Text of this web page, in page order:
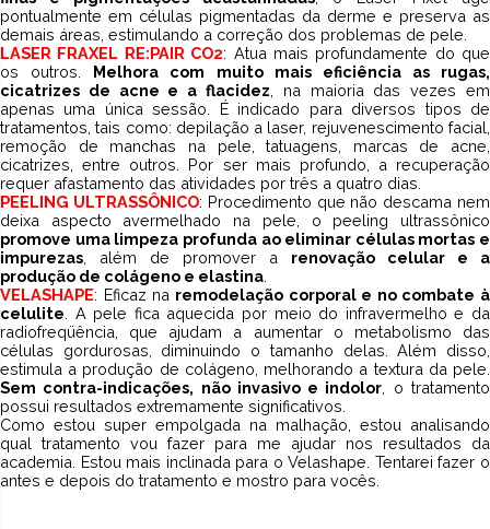
pontualmente em células pigmentadas da derme e preserva as
demais áreas, estimulando a correção dos problemas de pele.
LASER FRAXEL RE:PAIR CO2: Atua mais profundamente do que
os outros. Melhora com muito mais eficiência as rugas,
cicatrizes de acne e a flacidez , na maioria das vezes em
apenas uma única sessão. É indicado para diversos tipos de
tratamentos, tais como: depilação a laser, rejuvenescimento facial,
remoção de manchas na pele, tatuagens, marcas de acne,
cicatrizes, entre outros. Por ser mais profundo, a recuperação
requer afastamento das atividades por três a quatro dias.
PEELING ULTRASSÔNICO: Procedimento que não descama nem
deixa aspecto avermelhado na pele, o peeling ultrassônico
promove uma limpeza profunda ao eliminar células mortas e
impurezas , além de promover a renovação celular e a
produção de colágeno e elastina
VELASHAPE: Eficaz na remodelação corporal e no combate à
celulite . A pele fica aquecida por meio do infravermelho e da
radiofreqüência, que ajudam a aumentar o metabolismo das
células gordurosas, diminuindo o tamanho delas. Além disso,
estimula a produção de colágeno, melhorando a textura da pele.
Sem contra-indicações, não invasivo e indolor , o tratamento
possui resultados extremamente significativos.
Como estou super empolgada na malhação, estou analisando
qual tratamento vou fazer para me ajudar nos resultados da
academia. Estou mais inclinada para o Velashape. Tentarei fazer o
antes e depois do tratamento e mostro para vocês.